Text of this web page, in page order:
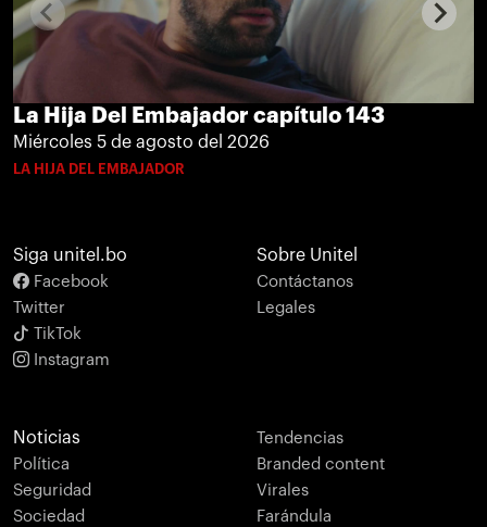
La Hija Del Embajador capítulo 143
Miércoles 5 de agosto del 2026
LA HIJA DEL EMBAJADOR
Siga unitel.bo
Facebook
Twitter
TikTok
Instagram
Sobre Unitel
Contáctanos
Legales
Noticias
Política
Seguridad
Sociedad
Tendencias
Branded content
Virales
Farándula